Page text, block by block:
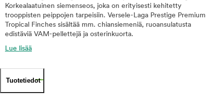
Korkealaatuinen siemenseos, joka on erityisesti kehitetty
trooppisten peippojen tarpeisiin. Versele-Laga Prestige Premium
Tropical Finches sisältää mm. chiansiemeniä, ruoansulatusta
edistäviä VAM-pellettejä ja osterinkuorta.
Lue lisää
Tuotetiedot